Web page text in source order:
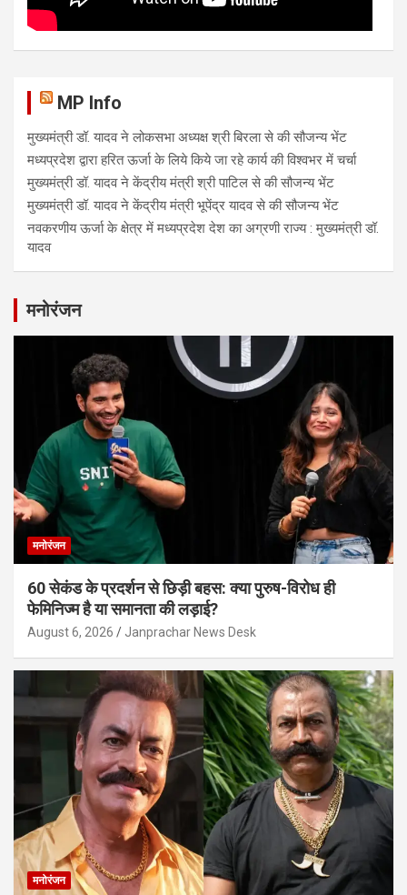
MP Info
मुख्यमंत्री डॉ. यादव ने लोकसभा अध्यक्ष श्री बिरला से की सौजन्य भेंट
मध्यप्रदेश द्वारा हरित ऊर्जा के लिये किये जा रहे कार्य की विश्वभर में चर्चा
मुख्यमंत्री डॉ. यादव ने केंद्रीय मंत्री श्री पाटिल से की सौजन्य भेंट
मुख्यमंत्री डॉ. यादव ने केंद्रीय मंत्री भूपेंद्र यादव से की सौजन्य भेंट
नवकरणीय ऊर्जा के क्षेत्र में मध्यप्रदेश देश का अग्रणी राज्य : मुख्यमंत्री डॉ.
यादव
मनोरंजन
मनोरंजन
60 सेकंड के प्रदर्शन से छिड़ी बहस: क्या पुरुष-विरोध ही
फेमिनिज्म है या समानता की लड़ाई?
August 6, 2026 Janprachar News Desk
मनोरंजन